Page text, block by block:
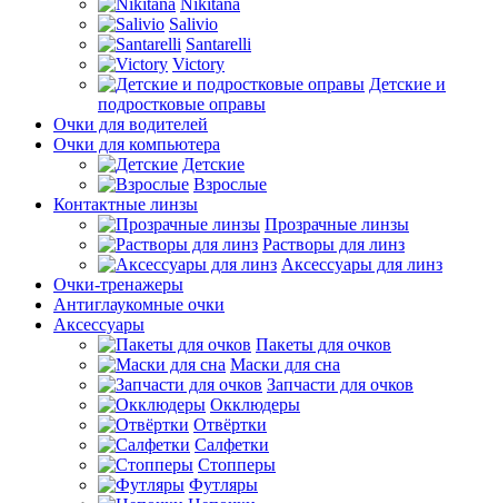
Salivio
Santarelli
Victory
Детские и
подростковые оправы
Очки для водителей
Очки для компьютера
Детские
Взрослые
Контактные линзы
Прозрачные линзы
Растворы для линз
Аксессуары для линз
Очки-тренажеры
Антиглаукомные очки
Аксессуары
Пакеты для очков
Маски для сна
Запчасти для очков
Окклюдеры
Отвёртки
Салфетки
Стопперы
Футляры